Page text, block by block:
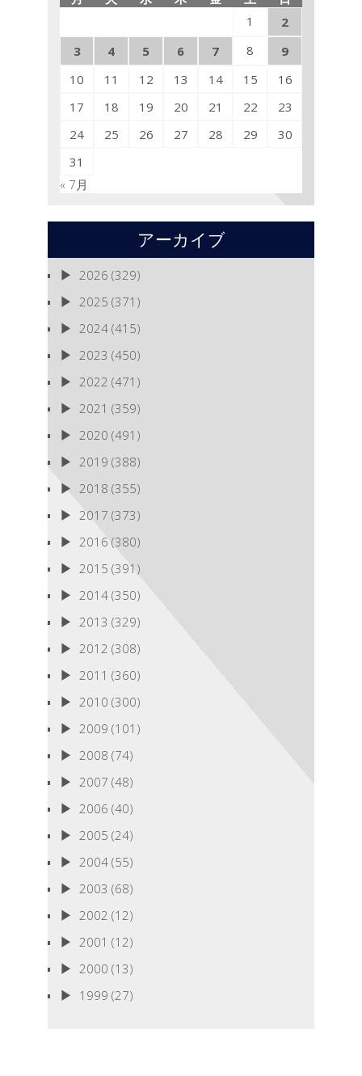
1
2
3
4 5 6 7 8
9
10
11 12 13 14 15
16
17
18 19 20 21 22
23
24
25 26 27 28 29
30
31
« 7月
アーカイブ
2026 (329)
2025 (371)
2024 (415)
2023 (450)
2022 (471)
2021 (359)
2020 (491)
2019 (388)
2018 (355)
2017 (373)
2016 (380)
2015 (391)
2014 (350)
2013 (329)
2012 (308)
2011 (360)
2010 (300)
2009 (101)
2008 (74)
2007 (48)
2006 (40)
2005 (24)
2004 (55)
2003 (68)
2002 (12)
2001 (12)
2000 (13)
1999 (27)